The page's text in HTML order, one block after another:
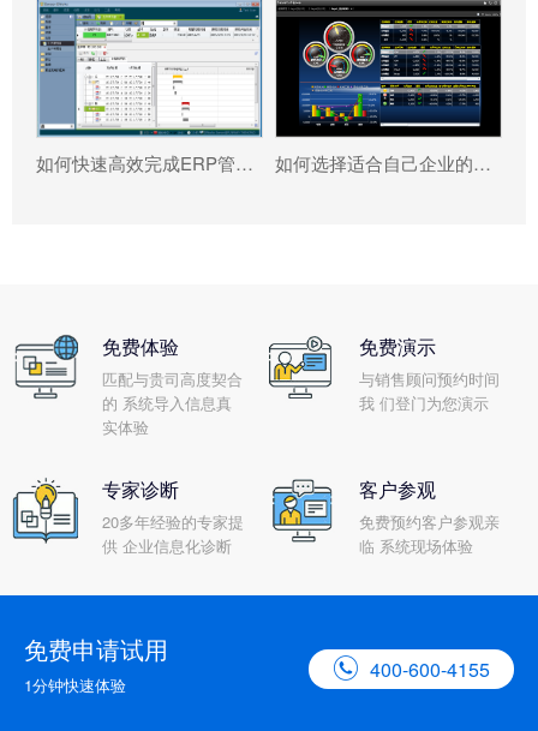
如何快速高效完成ERP管理系统配置? 如何选择适合自己企业的乐动平台网站登录入口_乐动（中国） ?
免费体验
匹配与贵司高度契合
的 系统导入信息真
实体验
免费演示
与销售顾问预约时间
我 们登门为您演示
专家诊断
20多年经验的专家提
供 企业信息化诊断
客户参观
免费预约客户参观亲
临 系统现场体验
免费申请试用
1分钟快速体验
 400-600-4155